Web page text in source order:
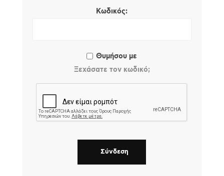
Κωδικός:
Θυμήσου με
Ξεχάσατε τον κωδικό;